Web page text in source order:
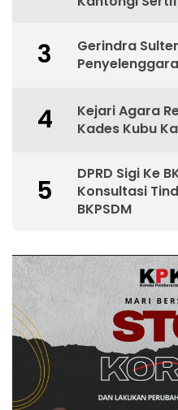
3
Gerindra
4
Kejari Agara
Kades Kubu
5
DPRD Sigi Ke
Konsultasi
BKPSDM